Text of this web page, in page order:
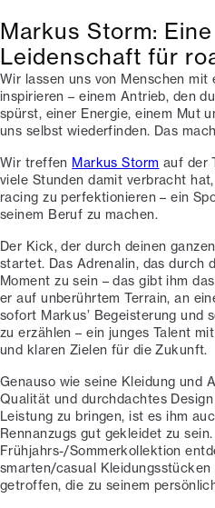
Markus Storm:
Leidenschaft für
Wir lassen uns von Menschen
inspirieren – einem Antrieb, den
spürst, einer Energie, einem Mut
uns selbst wiederfinden. Das
Wir treffen Markus Storm auf der
viele Stunden damit verbracht
racing zu perfektionieren – ein
seinem Beruf zu machen.
Der Kick, der durch deinen
startet. Das Adrenalin, das durch
Moment zu sein – das gibt ihm
er auf unberührtem Terrain, an
sofort Markus’ Begeisterung und
zu erzählen – ein junges Talent
und klaren Zielen für die Zukunft.
Genauso wie seine Kleidung und
Qualität und durchdachtes
Leistung zu bringen, ist es ihm
Rennanzugs gut gekleidet zu
Frühjahrs-/Sommerkollektion
smarten/casual
getroffen, die zu seinem